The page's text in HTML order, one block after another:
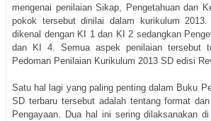
mengenai penilaian Sikap, Pengetahuan dan
pokok tersebut dinilai dalam kurikulum
dikenal dengan KI 1 dan KI 2 sedangkan
dan KI 4. Semua aspek penilaian tersebut
Pedoman Penilaian Kurikulum 2013 SD edisi
Satu hal lagi yang paling penting dalam Buku
SD terbaru tersebut adalah tentang format
Pengayaan. Dua hal ini sering dilaksanakan